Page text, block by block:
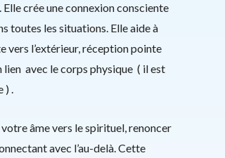
crée une connexion consciente
toutes les situations. Elle aide à
vers l’extérieur, réception pointe
avec le corps physique ( il est
) .
âme vers le spirituel, renoncer
avec l’au-delà. Cette